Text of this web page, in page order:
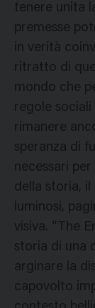
tenere unita
premesse
in verità
ritratto di
mondo che
regole
rimanere
speranza di
necessari
della storia, il
luminosi,
visiva. “The
storia di una
arginare la
capovolto